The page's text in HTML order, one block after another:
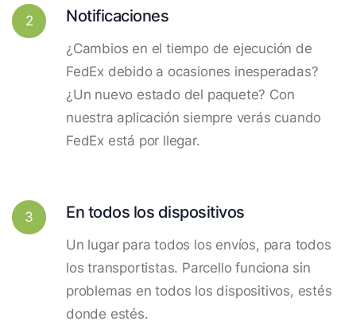
2 Notificaciones
¿Cambios en el tiempo de ejecución de
FedEx debido a ocasiones inesperadas?
¿Un nuevo estado del paquete? Con
nuestra aplicación siempre verás cuando
FedEx está por llegar.
3 En todos los dispositivos
Un lugar para todos los envíos, para todos
los transportistas. Parcello funciona sin
problemas en todos los dispositivos, estés
donde estés.